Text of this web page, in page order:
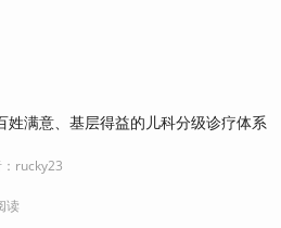
姓满意、基层得益的儿科分级诊疗体系
rucky23
读